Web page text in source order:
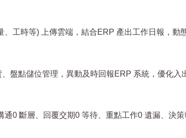
工時等) 上傳雲端，結合ERP 產出工作日報，動
盤點儲位管理，異動及時回報ERP 系統，優化入
0 斷層、回覆交期0 等待、重點工作0 遺漏、決策